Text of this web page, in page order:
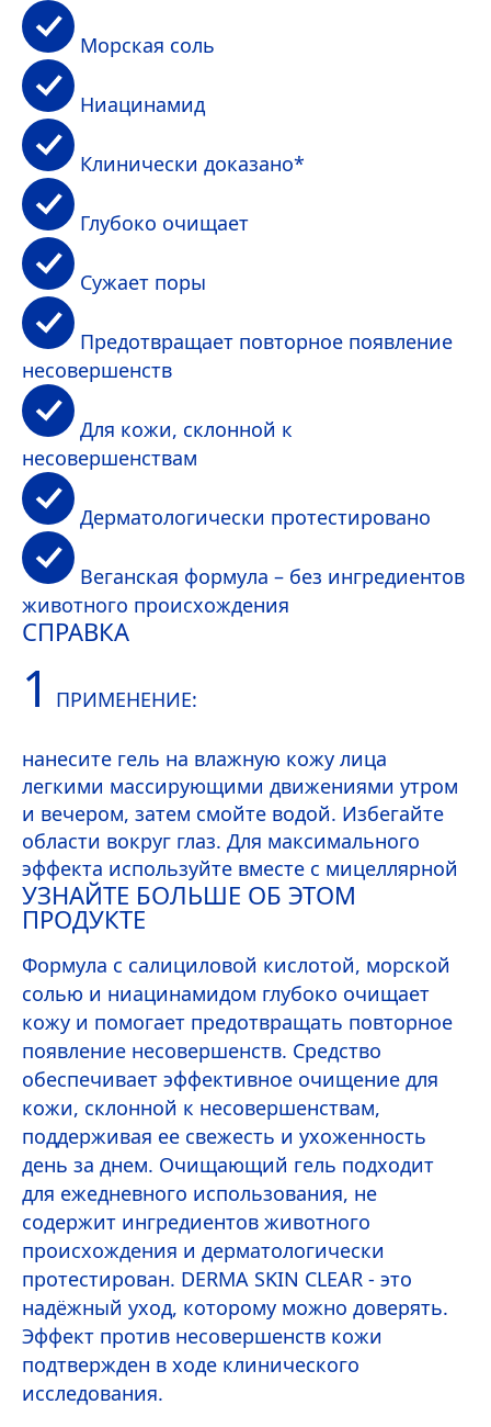
Морская соль
Ниацинамид
Клинически доказано*
Глубоко очищает
Сужает поры
Предотвращает повторное появление
несовершенств
Для кожи, склонной к
несовершенствам
Дерматологически протестировано
Веганская формула – без ингредиентов
животного происхождения
СПРАВКА
1 ПРИМЕНЕНИЕ:
нанесите гель на влажную кожу лица
легкими массирующими движениями утром
и вечером, затем смойте водой. Избегайте
области вокруг глаз. Для максимального
эффекта используйте вместе с мицеллярной
водой и тоником из линейки DERMA
CLEAR.
УЗНАЙТЕ БОЛЬШЕ ОБ ЭТОМ
ПРОДУКТЕ
Формула с салициловой кислотой, морской
солью и ниацинамидом глубоко очищает
кожу и помогает предотвращать повторное
появление несовершенств. Средство
обеспечивает эффективное очищение для
кожи, склонной к несовершенствам,
поддерживая ее свежесть и ухоженность
день за днем. Очищающий гель подходит
для ежедневного использования, не
содержит ингредиентов животного
происхождения и дерматологически
протестирован. DERMA SKIN CLEAR - это
надёжный уход, которому можно доверять.
Эффект против несовершенств кожи
подтвержден в ходе клинического
исследования.